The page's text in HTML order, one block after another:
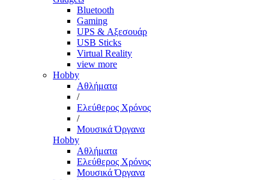
Bluetooth
Gaming
UPS & Αξεσουάρ
USB Sticks
Virtual Reality
view more
Hobby
Αθλήματα
/
Ελεύθερος Χρόνος
/
Μουσικά Όργανα
Hobby
Αθλήματα
Ελεύθερος Χρόνος
Μουσικά Όργανα